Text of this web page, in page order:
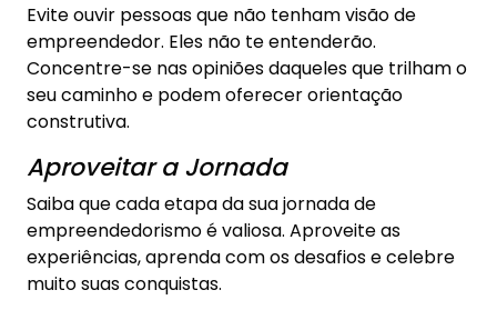
Evite ouvir pessoas que não tenham visão de
empreendedor. Eles não te entenderão.
Concentre-se nas opiniões daqueles que trilham o
seu caminho e podem oferecer orientação
construtiva.
Aproveitar a Jornada
Saiba que cada etapa da sua jornada de
empreendedorismo é valiosa. Aproveite as
experiências, aprenda com os desafios e celebre
muito suas conquistas.